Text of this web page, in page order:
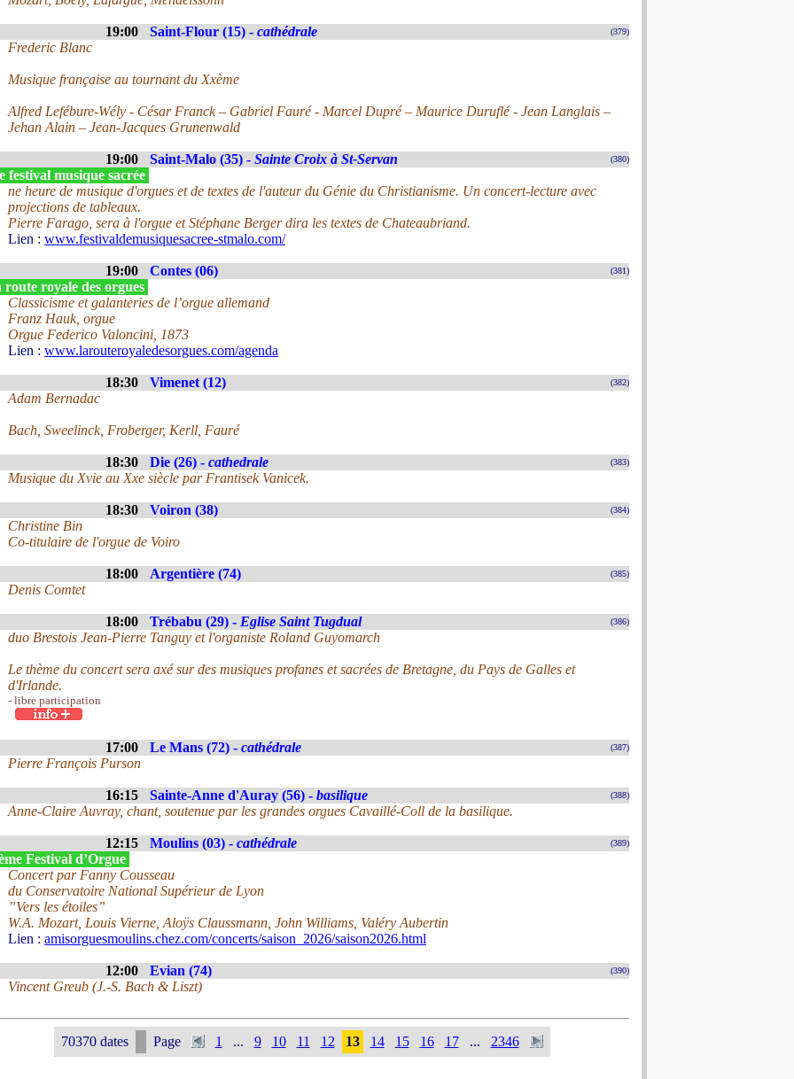
19:00 Saint-Flour (15) - cathédrale (379)
Frederic Blanc
Musique française au tournant du Xxème
Alfred Lefébure-Wély - César Franck – Gabriel Fauré - Marcel Dupré – Maurice Duruflé - Jean Langlais –
Jehan Alain – Jean-Jacques Grunenwald
19:00 Saint-Malo (35) - Sainte Croix à St-Servan (380)
festival musique sacrée
ne heure de musique d'orgues et de textes de l'auteur du Génie du Christianisme. Un concert-lecture avec
projections de tableaux.
Pierre Farago, sera à l'orgue et Stéphane Berger dira les textes de Chateaubriand.
Lien : www.festivaldemusiquesacree-stmalo.com/
19:00 Contes (06) (381)
royale des orgues
Classicisme et galanteries de l’orgue allemand
Franz Hauk, orgue
Orgue Federico Valoncini, 1873
Lien : www.larouteroyaledesorgues.com/agenda
18:30 Vimenet (12) (382)
Adam Bernadac
Bach, Sweelinck, Froberger, Kerll, Fauré
18:30 Die (26) - cathedrale (383)
Musique du Xvie au Xxe siècle par Frantisek Vanicek.
18:30 Voiron (38) (384)
Christine Bin
Co-titulaire de l'orgue de Voiro
18:00 Argentière (74) (385)
Denis Comtet
18:00 Trébabu (29) - Eglise Saint Tugdual (386)
duo Brestois Jean-Pierre Tanguy et l'organiste Roland Guyomarch
Le thème du concert sera axé sur des musiques profanes et sacrées de Bretagne, du Pays de Galles et
d'Irlande.
- libre participation
17:00 Le Mans (72) - cathédrale (387)
Pierre François Purson
16:15 Sainte-Anne d'Auray (56) - basilique (388)
Anne-Claire Auvray, chant, soutenue par les grandes orgues Cavaillé-Coll de la basilique.
12:15 Moulins (03) - cathédrale (389)
Festival d’Orgue
Concert par Fanny Cousseau
du Conservatoire National Supérieur de Lyon
”Vers les étoiles”
W.A. Mozart, Louis Vierne, Aloÿs Claussmann, John Williams, Valéry Aubertin
Lien : amisorguesmoulins.chez.com/concerts/saison_2026/saison2026.html
12:00 Evian (74) (390)
Vincent Greub (J.-S. Bach & Liszt)
70370 dates Page 1 ... 9 10 11 12 13 14 15 16 17 ... 2346